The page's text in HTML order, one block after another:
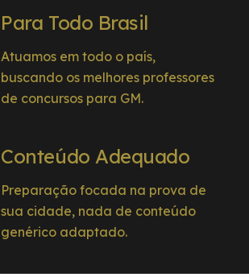
Para Todo Brasil
Atuamos em todo o país,
buscando os melhores professores
de concursos para GM.
Conteúdo Adequado
Preparação focada na prova de
sua cidade, nada de conteúdo
genérico adaptado.